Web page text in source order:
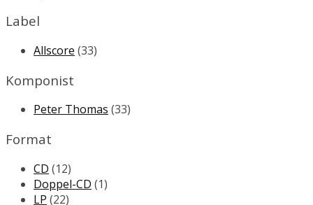
Label
Allscore (33)
Komponist
Peter Thomas (33)
Format
CD (12)
Doppel-CD (1)
LP (22)